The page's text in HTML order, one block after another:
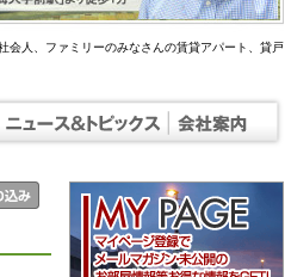
会人、ファミリーのみなさんの賃貸アパート、貸戸